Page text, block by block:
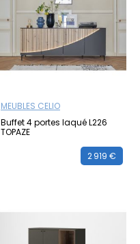
MEUBLES CELIO
Buffet 4 portes laqué L226
TOPAZE
2 919 €